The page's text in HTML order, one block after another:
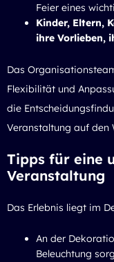
Feier eines
Kinder, Eltern,
ihre Vorlieben,
Das
Flexibilität und
die
Veranstaltung auf den
Tipps für eine
Veranstaltung
Das Erlebnis liegt im
An der
Beleuchtung